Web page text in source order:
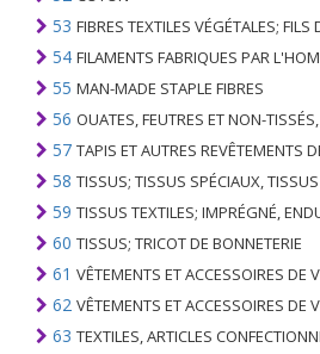
53 FIBRES TEXTILES VÉGÉTALES; FILS DE
54 FILAMENTS FABRIQUES PAR L'HOMME; BANDES ET
55 MAN-MADE STAPLE FIBRES
56 OUATES, FEUTRES ET NON-TISSÉS, FILS SPÉCIAUX; FICELLES,
57 TAPIS ET AUTRES REVÊTEMENTS
58 TISSUS; TISSUS SPÉCIAUX, TISSUS TEXTILES TUFTED,
59 TISSUS TEXTILES; IMPRÉGNÉ, ENDUIT, COUVERT OU LAMINÉ; ARTICLES
60 TISSUS; TRICOT DE BONNETERIE
61 VÊTEMENTS ET ACCESSOIRES DE
62 VÊTEMENTS ET ACCESSOIRES DE
63 TEXTILES, ARTICLES CONFECTIONNÉS; SETS; VÊTEMENTS